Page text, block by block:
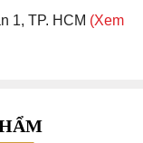
1, TP. HCM (Xem